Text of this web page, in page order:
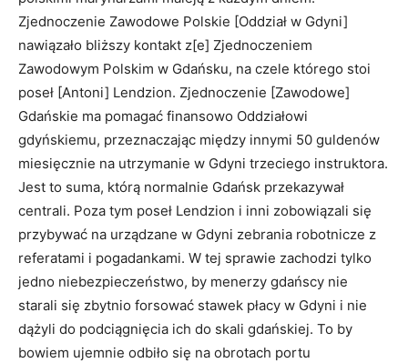
Zjednoczenie Zawodowe Polskie [Oddział w Gdyni]
nawiązało bliższy kontakt z[e] Zjednoczeniem
Zawodowym Polskim w Gdańsku, na czele którego stoi
poseł [Antoni] Lendzion. Zjednoczenie [Zawodowe]
Gdańskie ma pomagać finansowo Oddziałowi
gdyńskiemu, przeznaczając między innymi 50 guldenów
miesięcznie na utrzymanie w Gdyni trzeciego instruktora.
Jest to suma, którą normalnie Gdańsk przekazywał
centrali. Poza tym poseł Lendzion i inni zobowiązali się
przybywać na urządzane w Gdyni zebrania robotnicze z
referatami i pogadankami. W tej sprawie zachodzi tylko
jedno niebezpieczeństwo, by menerzy gdańscy nie
starali się zbytnio forsować stawek płacy w Gdyni i nie
dążyli do podciągnięcia ich do skali gdańskiej. To by
bowiem ujemnie odbiło się na obrotach portu